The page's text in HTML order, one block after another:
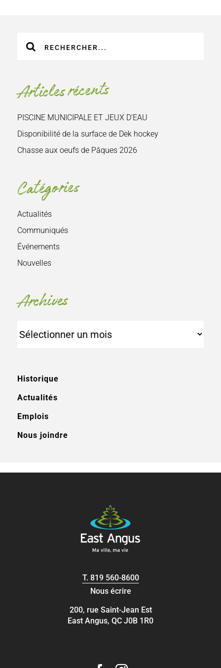
sur
Articles récents
PISCINE MUNICIPALE ET JEUX D’EAU
Disponibilité de la surface de Dek hockey
Chasse aux oeufs de Pâques 2026
Catégories
Actualités
Communiqués
Événements
Nouvelles
Archives
Historique
Actualités
Emplois
Nous joindre
T. 819 560-8600
Nous écrire
200, rue Saint-Jean Est
East Angus, QC J0B 1R0